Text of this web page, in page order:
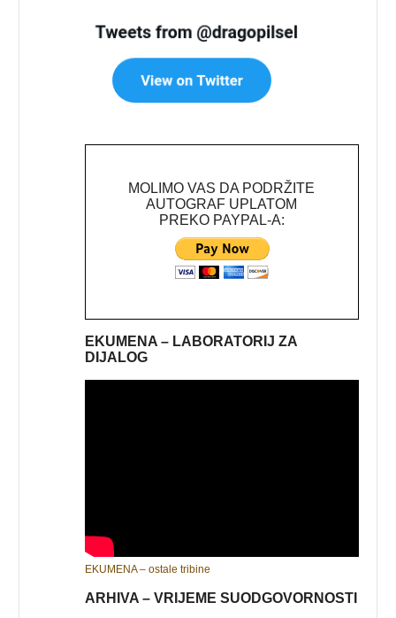
MOLIMO VAS DA PODRŽITE
AUTOGRAF UPLATOM
PREKO PAYPAL-A:
EKUMENA – LABORATORIJ ZA
DIJALOG
EKUMENA – ostale tribine
ARHIVA – VRIJEME SUODGOVORNOSTI